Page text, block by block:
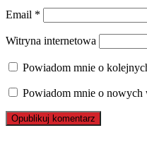
Email *
Witryna internetowa
Powiadom mnie o
Powiadom mnie o nowych